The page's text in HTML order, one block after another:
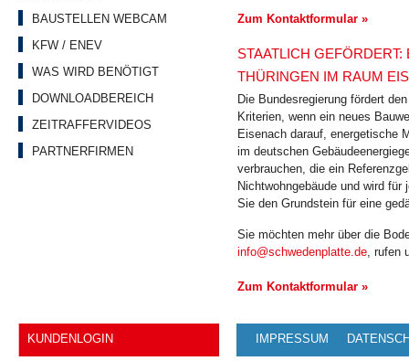
BAUSTELLEN WEBCAM
KFW / ENEV
WAS WIRD BENÖTIGT
DOWNLOADBEREICH
ZEITRAFFERVIDEOS
PARTNERFIRMEN
Zum Kontaktformular »
STAATLICH
THÜRINGEN IM RAUM
Die Bundesregierung fördert
Kriterien, wenn ein neues
Eisenach darauf, energetische
im deutschen
verbrauchen, die ein
Nichtwohngebäude und wird
Sie den Grundstein für eine
Sie möchten mehr über die
info@schwedenplatte.de, rufen
Zum Kontaktformular »
KUNDENLOGIN IMPRESSUM